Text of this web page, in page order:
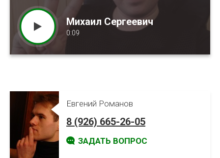
Михаил Сергеевич
0:09
Александра Викторовна
0:15
Екатерина Владимировна
0:13
Евгений Романов
8 (926) 665-26-05
ЗАДАТЬ ВОПРОС